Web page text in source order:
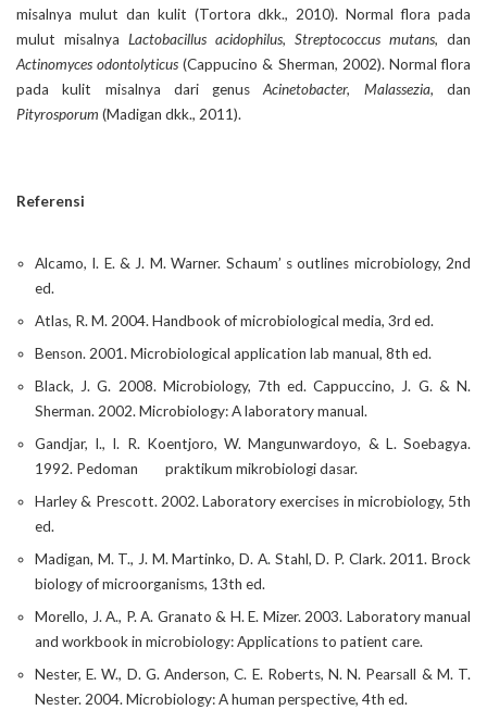
misalnya mulut dan kulit (Tortora dkk., 2010). Normal flora pada
mulut misalnya Lactobacillus acidophilus, Streptococcus mutans, dan
Actinomyces odontolyticus(Cappucino & Sherman, 2002). Normal flora
pada kulit misalnya dari genusAcinetobacter, Malassezia,dan
Pityrosporum (Madigan dkk., 2011).
Referensi
Alcamo, I. E. & J. M. Warner. Schaum’ s outlines microbiology, 2nd
ed.
Atlas, R. M. 2004. Handbook of microbiological media, 3rd ed.
Benson. 2001. Microbiological application lab manual, 8th ed.
Black, J. G. 2008. Microbiology, 7th ed. Cappuccino, J. G. & N.
Sherman. 2002. Microbiology: A laboratory manual.
Gandjar, I., I. R. Koentjoro, W. Mangunwardoyo, & L. Soebagya.
1992. Pedoman
praktikum mikrobiologi dasar.
Harley & Prescott. 2002. Laboratory exercises in microbiology, 5th
ed.
Madigan, M. T., J. M. Martinko, D. A. Stahl, D. P. Clark. 2011. Brock
biology of microorganisms, 13th ed.
Morello, J. A., P. A. Granato & H. E. Mizer. 2003. Laboratory manual
and workbook in microbiology: Applications to patient care.
Nester, E. W., D. G. Anderson, C. E. Roberts, N. N. Pearsall & M. T.
Nester. 2004. Microbiology: A human perspective, 4th ed.